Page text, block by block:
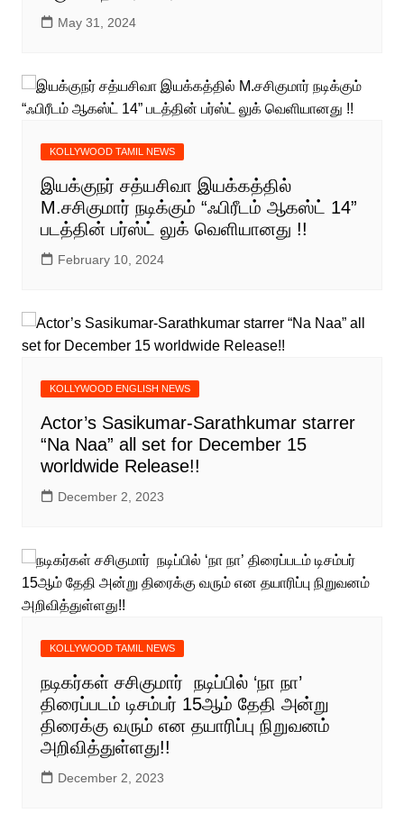
May 31, 2024
KOLLYWOOD TAMIL NEWS
இயக்குநர் சத்யசிவா இயக்கத்தில்
M.சசிகுமார் நடிக்கும் “ஃபிரீடம் ஆகஸ்ட் 14”
படத்தின் பர்ஸ்ட் லுக் வெளியானது !!
February 10, 2024
KOLLYWOOD ENGLISH NEWS
Actor’s Sasikumar-Sarathkumar starrer
“Na Naa” all set for December 15
worldwide Release!!
December 2, 2023
KOLLYWOOD TAMIL NEWS
நடிகர்கள் சசிகுமார் நடிப்பில் ‘நா நா’
திரைப்படம் டிசம்பர் 15ஆம் தேதி அன்று
திரைக்கு வரும் என தயாரிப்பு நிறுவனம்
அறிவித்துள்ளது!!
December 2, 2023